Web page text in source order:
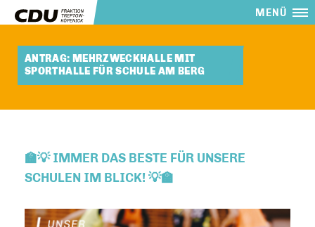
MENÜ
ANTRAG: MEHRZWECKHALLE MIT
SPORTHALLE FÜR SCHULE AM BERG
🏫💡 IMMER DAS BESTE FÜR UNSERE
SCHULEN IM BLICK! 💡🏫